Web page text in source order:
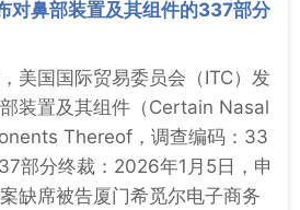
对鼻部装置及其组件的337部分
美国国际贸易委员会（ITC）发
装置及其组件（Certain Nasal
Thereof，调查编码：33
部分终裁：2026年1月5日，申
缺席被告厦门希觅尔电子商务